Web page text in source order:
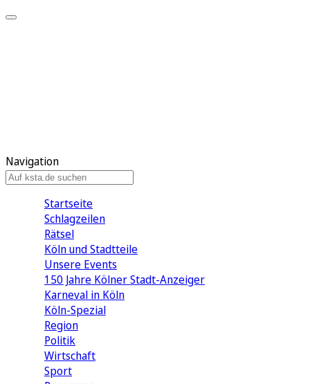
Navigation
Startseite
Schlagzeilen
Rätsel
Köln und Stadtteile
Unsere Events
150 Jahre Kölner Stadt-Anzeiger
Karneval in Köln
Köln-Spezial
Region
Politik
Wirtschaft
Sport